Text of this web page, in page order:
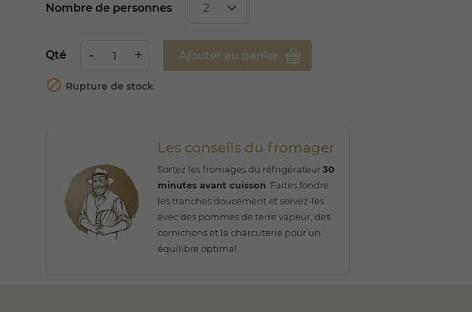
Nombre de personnes
Qté Ajouter au panier
 Rupture de stock
Les conseils du fromager
Sortez les fromages du réfrigérateur30
minutes avant cuisson . Faites fondre
les tranches doucement et servez-les
avec des pommes de terre vapeur, des
cornichons et la charcuterie pour un
équilibre optimal.